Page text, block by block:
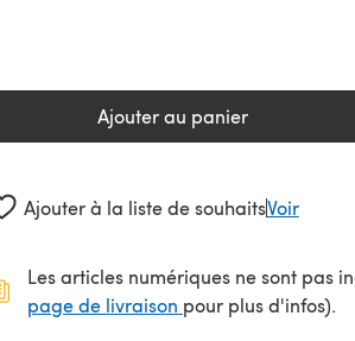
Ajouter au panier
Ajouter à la liste de souhaitsVoir
Les articles numériques ne sont pas
page de livraison (s'ouvre dans un
pour plus d'infos).